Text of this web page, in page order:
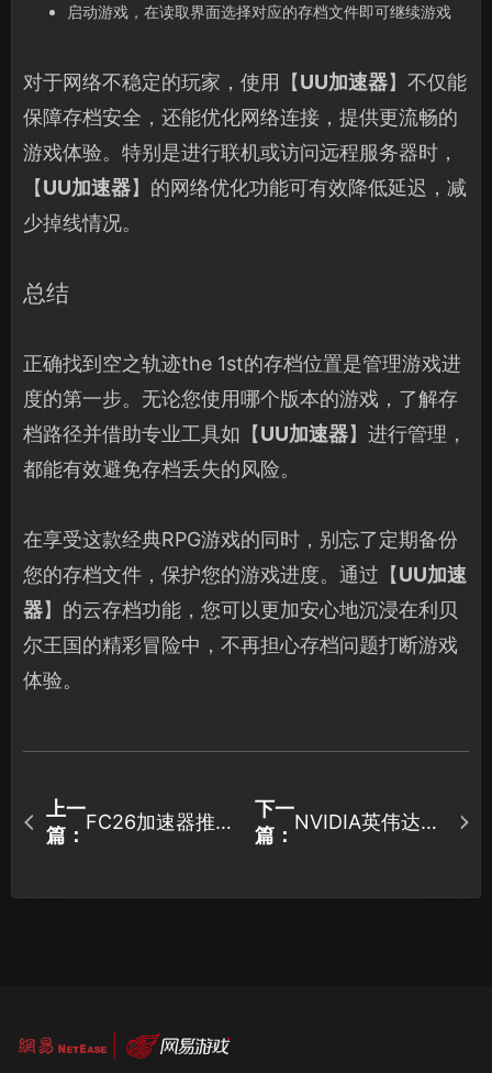
启动游戏，在读取界面选择对应的存档文件即可继续游戏
对于网络不稳定的玩家，使用【UU加速器】不仅能
保障存档安全，还能优化网络连接，提供更流畅的
游戏体验。特别是进行联机或访问远程服务器时，
【UU加速器】的网络优化功能可有效降低延迟，减
少掉线情况。
总结
正确找到空之轨迹the 1st的存档位置是管理游戏进
度的第一步。无论您使用哪个版本的游戏，了解存
档路径并借助专业工具如【UU加速器】进行管理，
都能有效避免存档丢失的风险。
在享受这款经典RPG游戏的同时，别忘了定期备份
您的存档文件，保护您的游戏进度。通过【UU加速
器】的云存档功能，您可以更加安心地沉浸在利贝
尔王国的精彩冒险中，不再担心存档问题打断游戏
体验。
上一
篇：
FC26加速器推
下一
篇：
NVIDIA英伟达驱